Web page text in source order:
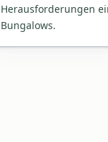
Herausforderungen
Bungalows.